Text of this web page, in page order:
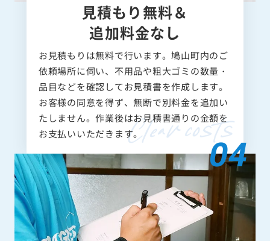
見積もり無料＆
追加料金なし
お見積もりは無料で行います。鳩山町内のご
依頼場所に伺い、不用品や粗大ゴミの数量・
品目などを確認してお見積書を作成します。
お客様の同意を得ず、無断で別料金を追加い
たしません。作業後はお見積書通りの金額を
お支払いいただきます。